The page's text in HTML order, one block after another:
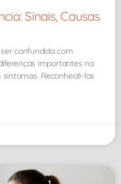
Sinais, Causas
confundida com
importantes na
Reconhecê-los